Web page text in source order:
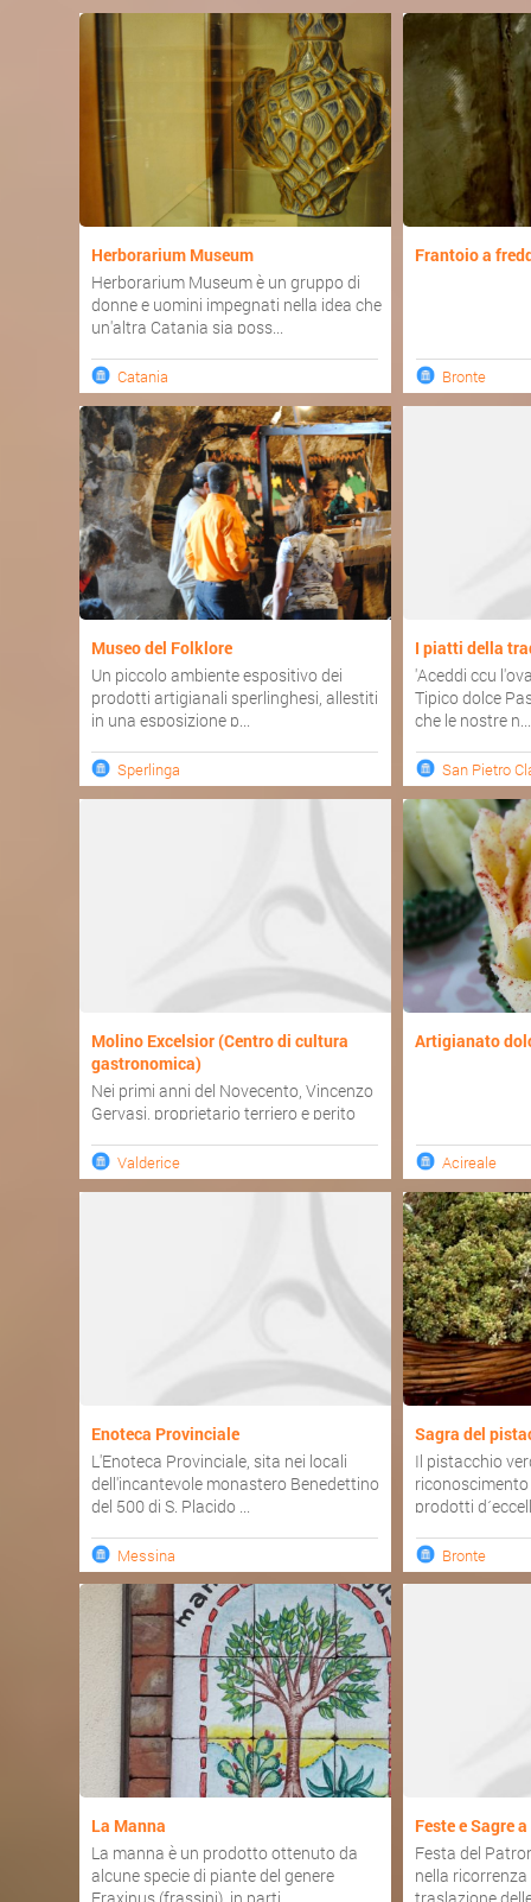
Herborarium Museum
Herborarium Museum è un gruppo di
donne e uomini impegnati nella idea che
un'altra Catania sia poss...
Catania
Frantoio a
Bronte
Museo del Folklore
Un piccolo ambiente espositivo dei
prodotti artigianali sperlinghesi, allestiti
in una esposizione p...
Sperlinga
I piatti della
'Aceddi ccu
Tipico dolce
che le nostre n...
San Pietro
Molino Excelsior (Centro di cultura
gastronomica)
Nei primi anni del Novecento, Vincenzo
Gervasi, proprietario terriero e perito
Valderice
Artigianato
Acireale
Enoteca Provinciale
L'Enoteca Provinciale, sita nei locali
dell'incantevole monastero Benedettino
del 500 di S. Placido ...
Messina
Sagra del
Il pistacchio
prodotti
Bronte
La Manna
La manna è un prodotto ottenuto da
alcune specie di piante del genere
Feste e Sagre
Festa del
nella ricorrenza